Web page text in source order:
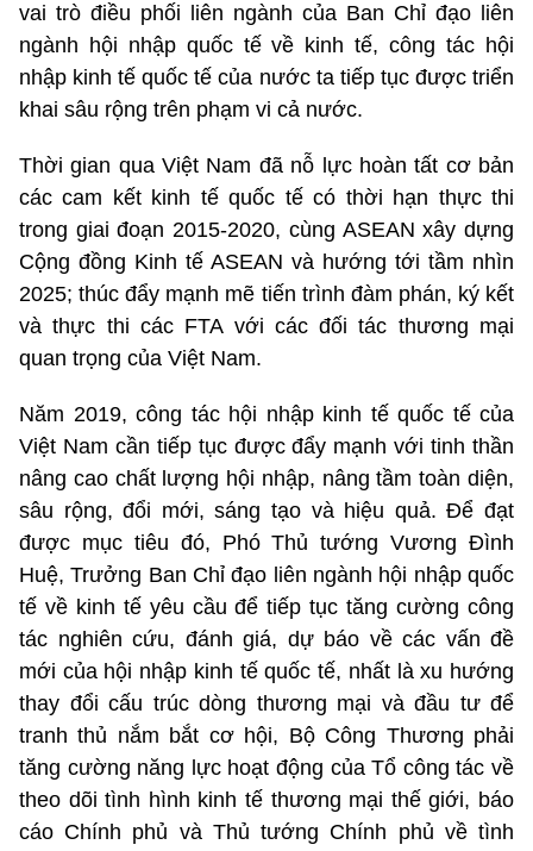
vai trò điều phối liên ngành của Ban Chỉ đạo liên
ngành hội nhập quốc tế về kinh tế, công tác hội
nhập kinh tế quốc tế của nước ta tiếp tục được triển
khai sâu rộng trên phạm vi cả nước.
Thời gian qua Việt Nam đã nỗ lực hoàn tất cơ bản
các cam kết kinh tế quốc tế có thời hạn thực thi
trong giai đoạn 2015-2020, cùng ASEAN xây dựng
Cộng đồng Kinh tế ASEAN và hướng tới tầm nhìn
2025; thúc đẩy mạnh mẽ tiến trình đàm phán, ký kết
và thực thi các FTA với các đối tác thương mại
quan trọng của Việt Nam.
Năm 2019, công tác hội nhập kinh tế quốc tế của
Việt Nam cần tiếp tục được đẩy mạnh với tinh thần
nâng cao chất lượng hội nhập, nâng tầm toàn diện,
sâu rộng, đổi mới, sáng tạo và hiệu quả. Để đạt
được mục tiêu đó, Phó Thủ tướng Vương Đình
Huệ, Trưởng Ban Chỉ đạo liên ngành hội nhập quốc
tế về kinh tế yêu cầu để tiếp tục tăng cường công
tác nghiên cứu, đánh giá, dự báo về các vấn đề
mới của hội nhập kinh tế quốc tế, nhất là xu hướng
thay đổi cấu trúc dòng thương mại và đầu tư để
tranh thủ nắm bắt cơ hội, Bộ Công Thương phải
tăng cường năng lực hoạt động của Tổ công tác về
theo dõi tình hình kinh tế thương mại thế giới, báo
cáo Chính phủ và Thủ tướng Chính phủ về tình